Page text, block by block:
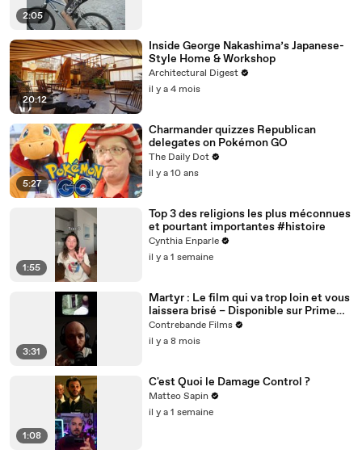
2:05
20:12
Inside George Nakashima’s Japanese-
Style Home & Workshop
Architectural Digest
il y a 4 mois
5:27
Charmander quizzes Republican
delegates on Pokémon GO
The Daily Dot
il y a 10 ans
1:55
Top 3 des religions les plus méconnues
et pourtant importantes #histoire
Cynthia Enparle
il y a 1 semaine
3:31
Martyr : Le film qui va trop loin et vous
laissera brisé – Disponible sur Prime
Video
Contrebande Films
il y a 8 mois
1:08
C'est Quoi le Damage Control ?
Matteo Sapin
il y a 1 semaine